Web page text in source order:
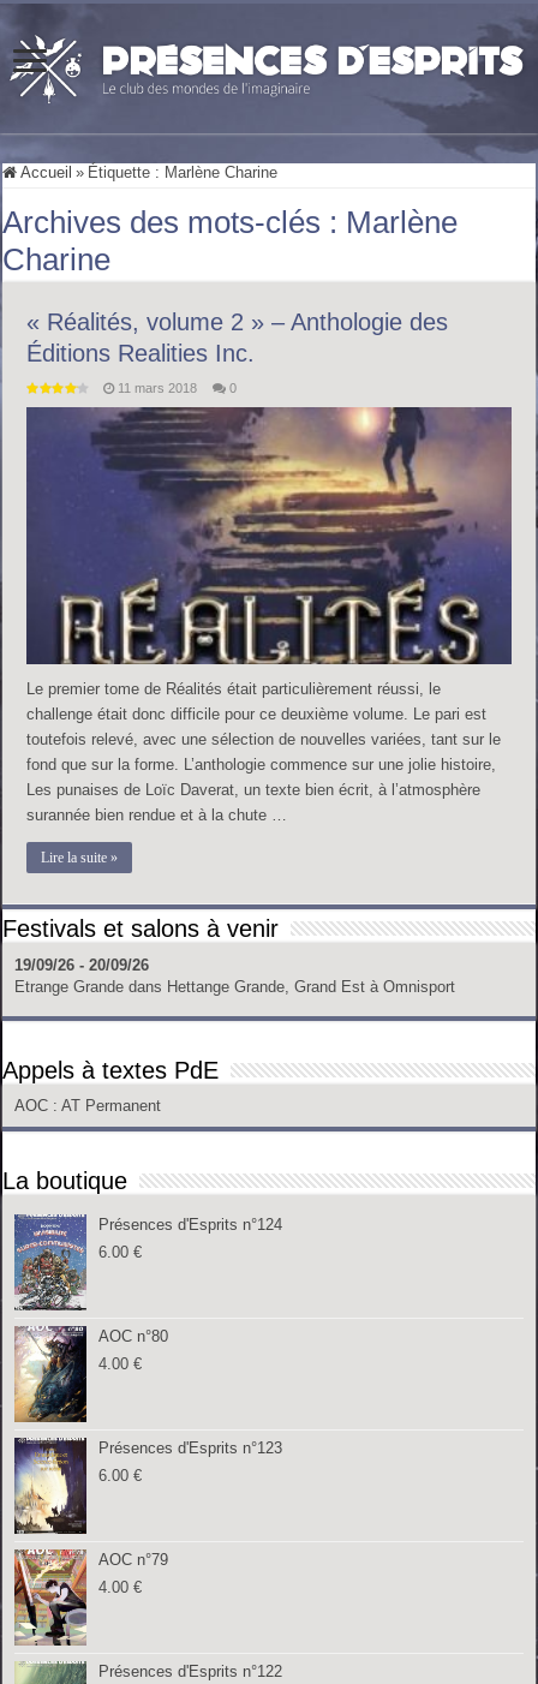
Accueil » Étiquette : Marlène Charine
Archives des mots-clés : Marlène
Charine
« Réalités, volume 2 » – Anthologie des
Éditions Realities Inc.
11 mars 2018 0
Le premier tome de Réalités était particulièrement réussi, le
challenge était donc difficile pour ce deuxième volume. Le pari est
toutefois relevé, avec une sélection de nouvelles variées, tant sur le
fond que sur la forme. L’anthologie commence sur une jolie histoire,
Les punaises de Loïc Daverat, un texte bien écrit, à l’atmosphère
surannée bien rendue et à la chute …
Lire la suite »
Festivals et salons à venir
19/09/26 - 20/09/26
Etrange Grande dans Hettange Grande, Grand Est à Omnisport
Appels à textes PdE
AOC : AT Permanent
La boutique
Présences d'Esprits n°124
6.00€
AOC n°80
4.00€
Présences d'Esprits n°123
6.00€
AOC n°79
4.00€
Présences d'Esprits n°122